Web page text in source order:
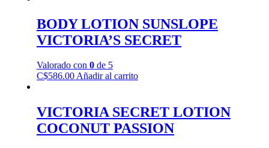
BODY LOTION SUNSLOPE
VICTORIA’S SECRET
Valorado con 0de 5
C$586.00Añadir al carrito
VICTORIA SECRET LOTION
COCONUT PASSION